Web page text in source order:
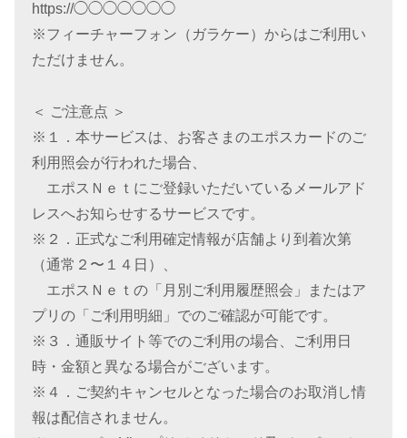
https://◯◯◯◯◯◯◯
※フィーチャーフォン（ガラケー）からはご利用い
ただけません。
＜ ご注意点 ＞
※１．本サービスは、お客さまのエポスカードのご
利用照会が行われた場合、
エポスＮｅｔにご登録いただいているメールアド
レスへお知らせするサービスです。
※２．正式なご利用確定情報が店舗より到着次第
（通常２〜１４日）、
エポスＮｅｔの「月別ご利用履歴照会」またはア
プリの「ご利用明細」でのご確認が可能です。
※３．通販サイト等でのご利用の場合、ご利用日
時・金額と異なる場合がございます。
※４．ご契約キャンセルとなった場合のお取消し情
報は配信されません。